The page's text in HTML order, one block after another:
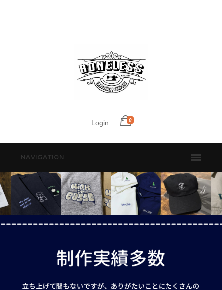
Login 0
NAVIGATION